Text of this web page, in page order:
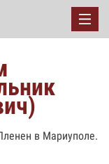
в Мариуполе.